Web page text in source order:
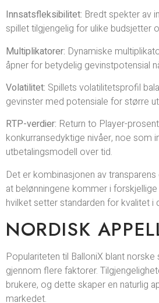
Innsatsfleksibilitet: Bredt spekter av
spillet tilgjengelig for ulike budsjetter
Multiplikatorer: Dynamiske
åpner for betydelig gevinstpotensial
Volatilitet: Spillets volatilitetsprofil
gevinster med potensiale for større
RTP-verdier: Return to Player-
konkurransedyktige nivåer, noe som
utbetalingsmodell over tid.
Det er kombinasjonen av
at belønningene kommer i
hvilket setter standarden for kvalitet i
NORDISK
Populariteten til BalloniX blant
gjennom flere faktorer.
brukere, og dette skaper en naturlig
markedet.